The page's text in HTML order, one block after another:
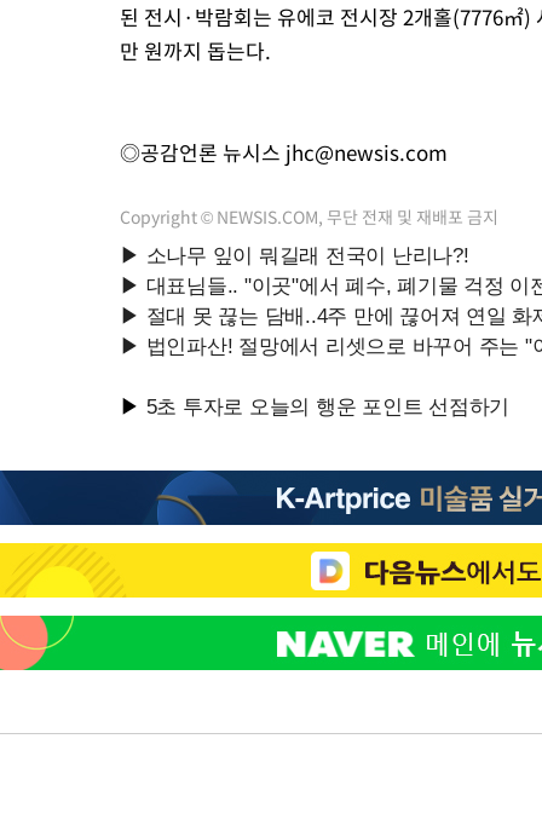
된 전시·박람회는 유에코 전시장 2개홀(7776㎡
만 원까지 돕는다.
◎공감언론 뉴시스 jhc@newsis.com
Copyright © NEWSIS.COM, 무단 전재 및 재배포 금지